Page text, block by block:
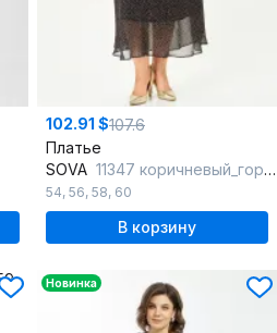
102.91 $107.6
Платье
SOVA 11347 коричневый_горох
54, 56, 58, 60
В корзину
Новинка